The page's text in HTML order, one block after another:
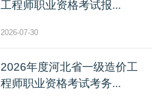
工程师职业资格考试报...
2026-07-30
2026年度河北省一级造价工
程师职业资格考试考务...